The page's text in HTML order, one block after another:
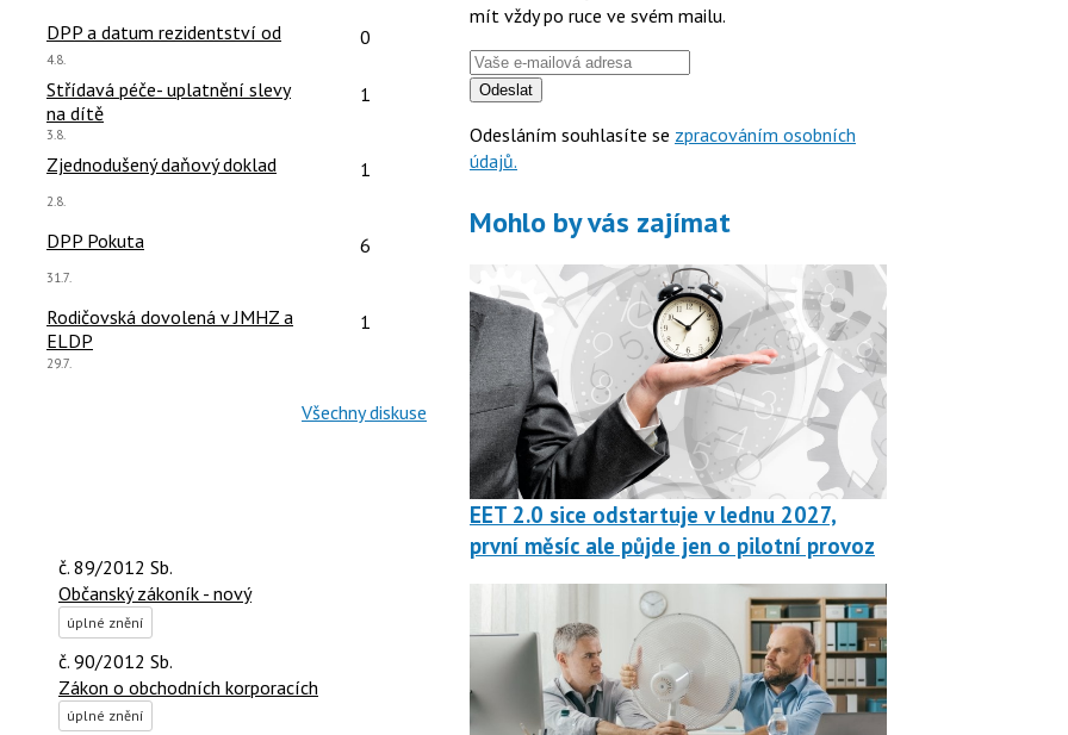
reakcí:
DPP a datum rezidentství od Počet reakcí:
0
Poslední
4.8.
reakcí:
Střídavá péče- uplatnění slevy
na dítě
Počet reakcí:
1
Poslední
3.8.
reakcí:
Zjednodušený daňový doklad Počet reakcí:
1
Poslední
2.8.
reakcí:
DPP Pokuta Počet reakcí:
6
Poslední
31.7.
reakcí:
Rodičovská dovolená v JMHZ a
ELDP
Počet reakcí:
1
Poslední
29.7.
Všechny diskuse
č. 89/2012 Sb.
Občanský zákoník - nový
úplné znění
č. 90/2012 Sb.
Zákon o obchodních korporacích
úplné znění
mít vždy po ruce ve svém mailu.
Odeslat
Odesláním souhlasíte se zpracováním osobních
údajů.
Mohlo by vás zajímat
EET 2.0 sice odstartuje v lednu 2027,
první měsíc ale půjde jen o pilotní provoz